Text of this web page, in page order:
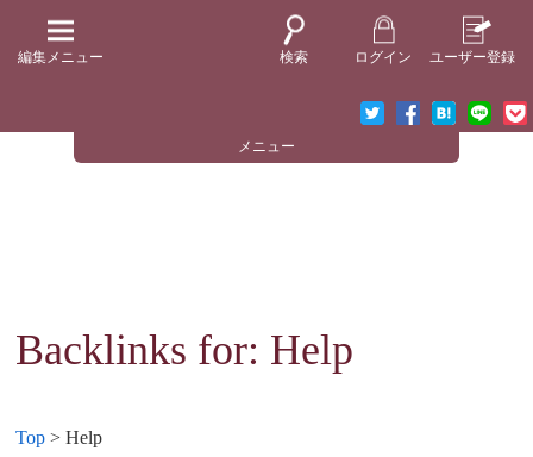
編集メニュー 検索 ログイン ユーザー登録
メニュー
Backlinks for: Help
Top > Help